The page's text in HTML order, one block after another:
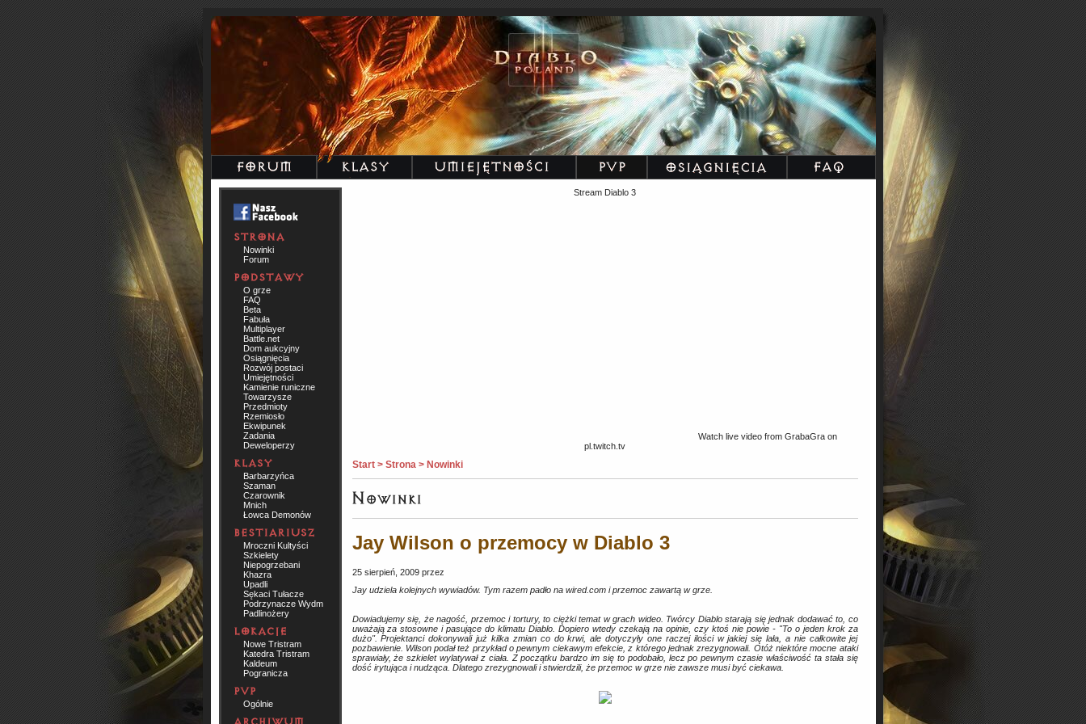
Nowinki
Forum
O grze
FAQ
Beta
Fabuła
Multiplayer
Battle.net
Dom aukcyjny
Osiągnięcia
Rozwój postaci
Umiejętności
Kamienie runiczne
Towarzysze
Przedmioty
Rzemiosło
Ekwipunek
Zadania
Deweloperzy
Barbarzyńca
Szaman
Czarownik
Mnich
Łowca Demonów
Mroczni Kultyści
Szkielety
Niepogrzebani
Khazra
Upadli
Sękaci Tułacze
Podrzynacze Wydm
Padlinożery
Nowe Tristram
Katedra Tristram
Kaldeum
Pogranicza
Ogólnie
Stream Diablo 3
Watch live video from GrabaGra on
pl.twitch.tv
Start > Strona > Nowinki
Jay Wilson o przemocy w Diablo 3
25 sierpień, 2009 przez
Jay udziela kolejnych wywiadów. Tym razem padło na wired.com i przemoc zawartą w grze.
Dowiadujemy się, że nagość, przemoc i tortury, to ciężki temat w grach wideo. Twórcy Diablo starają się jednak dodawać to, co
uważają za stosowne i pasujące do klimatu Diablo. Dopiero wtedy czekają na opinie, czy ktoś nie powie - "To o jeden krok za
dużo". Projektanci dokonywali już kilka zmian co do krwi, ale dotyczyły one raczej ilości w jakiej się lała, a nie całkowite jej
pozbawienie. Wilson podał też przykład o pewnym ciekawym efekcie, z którego jednak zrezygnowali. Otóż niektóre mocne ataki
sprawiały, że szkielet wylatywał z ciała. Z początku bardzo im się to podobało, lecz po pewnym czasie właściwość ta stała się
dość irytująca i nudząca. Dlatego zrezygnowali i stwierdzili, że przemoc w grze nie zawsze musi być ciekawa.